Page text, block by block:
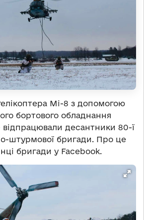
Мі-8 з допомогою
бортового обладнання
десантники 80-ї
штурмової бригади. Про це
бригади у Facebook.